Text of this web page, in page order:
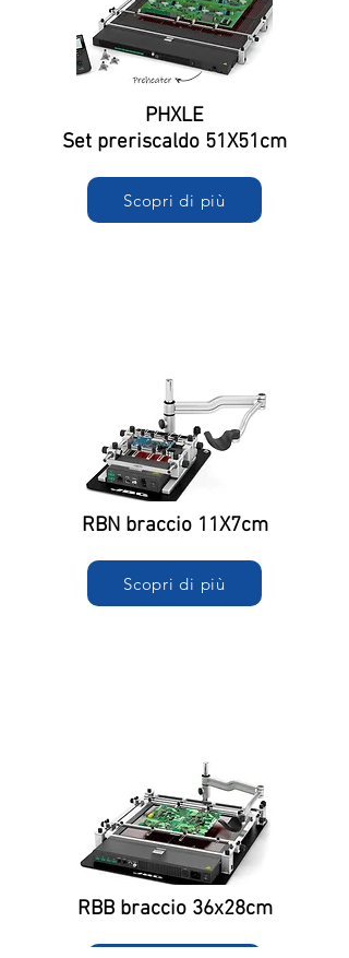
PHXLE
Set preriscaldo 51X51cm
Scopri di più
RBN braccio 11X7cm
Scopri di più
RBB braccio 36x28cm